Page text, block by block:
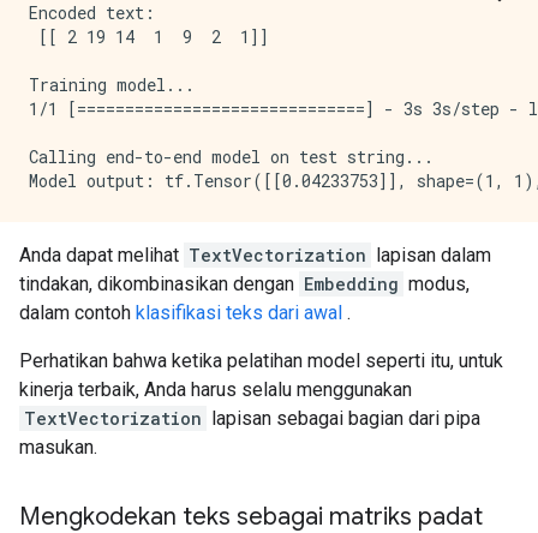
Encoded text:
[[ 2 19 14  1  9  2  1]]
Training model...
1/1 [==============================] - 3s 3s/step
Calling end-to-end model on test string...
Anda dapat melihat TextVectorization lapisan dalam
tindakan, dikombinasikan dengan Embedding modus,
dalam contoh klasifikasi teks dari awal .
Perhatikan bahwa ketika pelatihan model seperti itu, untuk
kinerja terbaik, Anda harus selalu menggunakan
TextVectorization lapisan sebagai bagian dari pipa
masukan.
Mengkodekan teks sebagai matriks padat